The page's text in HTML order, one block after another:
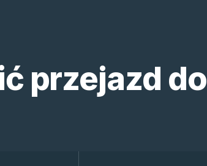
przejazd do